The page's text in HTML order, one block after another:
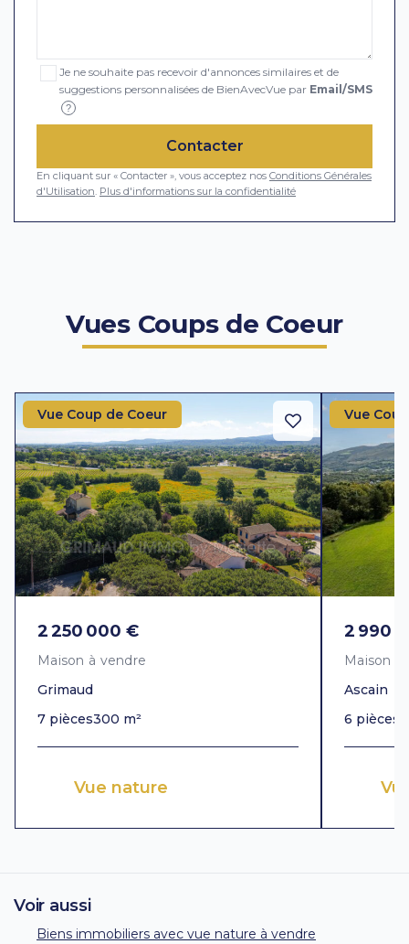
Je ne souhaite pas recevoir d'annonces similaires et de
suggestions personnalisées de BienAvecVue par Email/SMS
?
Contacter
En cliquant sur « Contacter », vous acceptez nos Conditions Générales
d'Utilisation Plus d'informations sur la confidentialité
Vues Coups de Coeur
Vue Coup de Coeur
2 250 000 €
Maison à vendre
Grimaud
7 pièces300 m²
Vue nature
Vue
2 990
Maison à
Ascain
6 pièces
Voir aussi
Biens immobiliers avec vue nature à vendre